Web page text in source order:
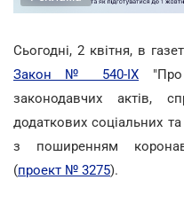
Сьогодні, 2 квітня, в
Закон № 540-IX "Про
законодавчих актів,
додаткових соціальних
з поширенням
(проект № 3275).